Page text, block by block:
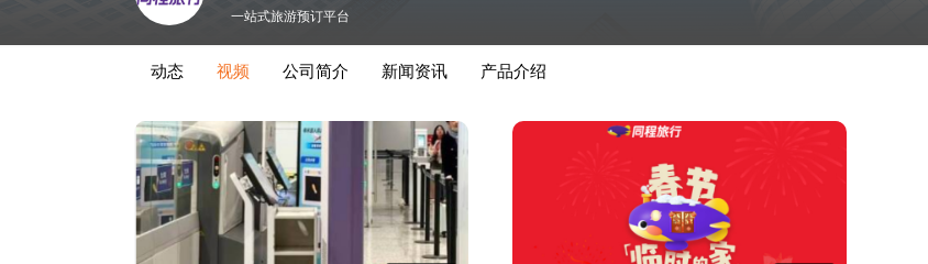
一站式旅游预订平台
动态 视频 公司简介 新闻资讯 产品介绍